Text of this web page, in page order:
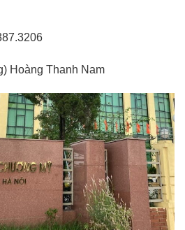
Hoàng Thanh Nam